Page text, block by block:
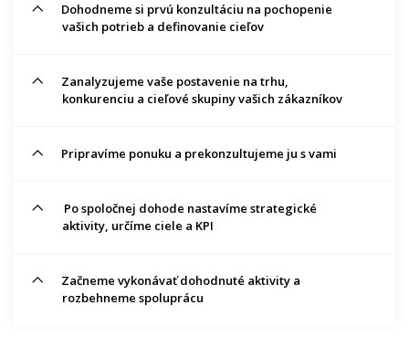
Dohodneme si prvú konzultáciu na pochopenie
vašich potrieb a definovanie cieľov
Zanalyzujeme vaše postavenie na trhu,
konkurenciu a cieľové skupiny vašich zákazníkov
Pripravíme ponuku a prekonzultujeme ju s vami
Po spoločnej dohode nastavíme strategické
aktivity, určíme ciele a KPI
Začneme vykonávať dohodnuté aktivity a
rozbehneme spoluprácu